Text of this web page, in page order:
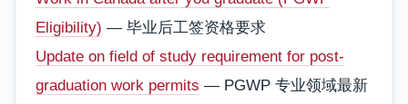
Eligibility) — 毕业后工签资格要求
Update on field of study requirement for post-
graduation work permits — PGWP 专业领域最新